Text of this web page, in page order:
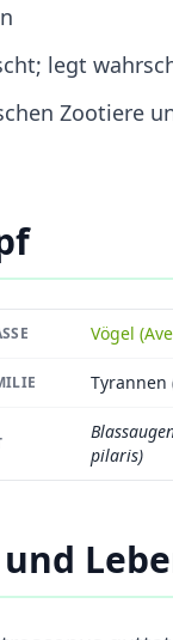
legt
Zootiere
Vögel
Tyrannen
pilaris)